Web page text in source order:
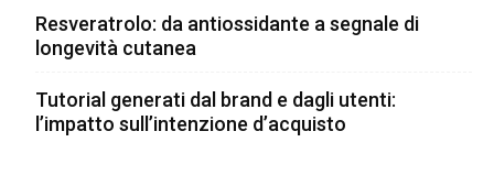
Resveratrolo: da antiossidante a segnale di
longevità cutanea
Tutorial generati dal brand e dagli utenti:
l’impatto sull’intenzione d’acquisto